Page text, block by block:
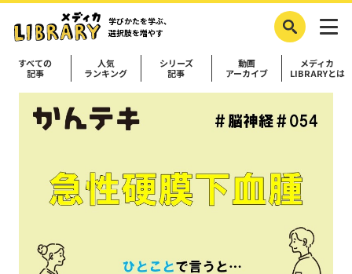
学びかたを学ぶ、
選択肢を増やす
すべての
記事
人気
ランキング
シリーズ
記事
動画
アーカイブ
メディカ
LIBRARYとは